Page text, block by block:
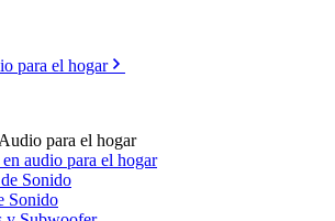
para el hogar
Audio para el hogar
audio para el hogar
Sonido
Sonido